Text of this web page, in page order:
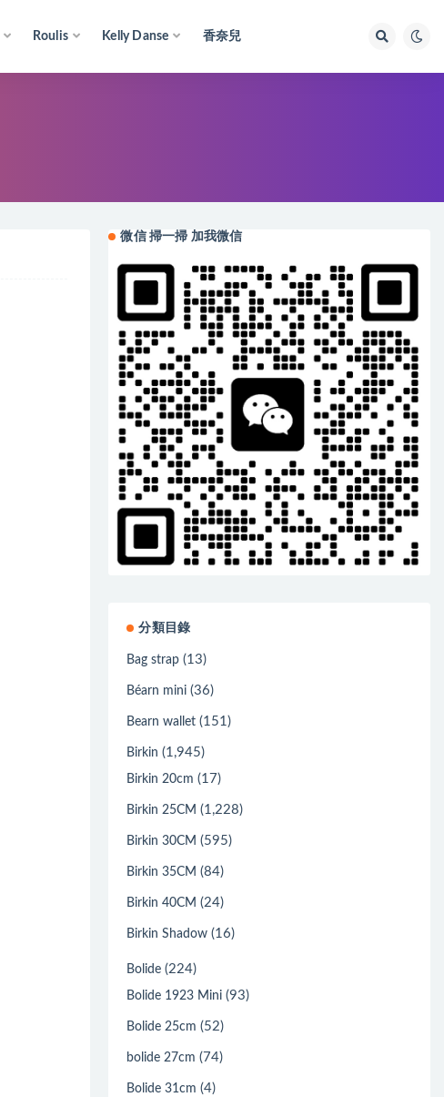
Roulis Kelly Danse 香奈兒
微信 掃一掃 加我微信
分類目錄
Bag strap (13)
Béarn mini (36)
Bearn wallet (151)
Birkin (1,945)
Birkin 20cm (17)
Birkin 25CM (1,228)
Birkin 30CM (595)
Birkin 35CM (84)
Birkin 40CM (24)
Birkin Shadow (16)
Bolide (224)
Bolide 1923 Mini (93)
Bolide 25cm (52)
bolide 27cm (74)
Bolide 31cm (4)